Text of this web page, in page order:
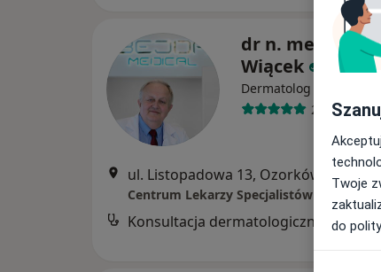
dr n. med.
Wiącek
Dermatolog
27 opinii
ul. Listopadowa 13, Ozorków Mapa
Centrum Lekarzy Specjalistów
Konsultacja dermatologiczna
Twoje
do